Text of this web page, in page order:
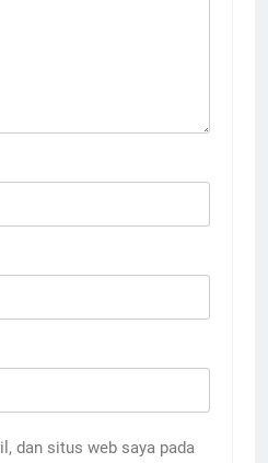
dan situs web saya pada